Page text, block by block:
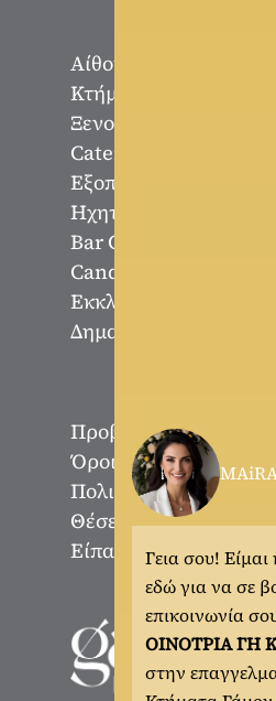
Γεια σου!
εδώ για να σε
επικοινωνία
ΟΙΝΟΤΡΙΑ ΓΗ
στην
Αίθουσες Δεξιώσεων
Κτήματα Γάμου
Ξενοδοχεία
Catering
Εξοπλισμός
Ηχητική Κάλυψη DJ
Bar Catering
Candy Bar Γάμου
Εκκλησίες
Δημαρχεία
Προβολή
Όροι & Προϋποθέσεις
Πολιτική Απορρήτου
Θέσεις Εργασίας
Είπαν για εμάς